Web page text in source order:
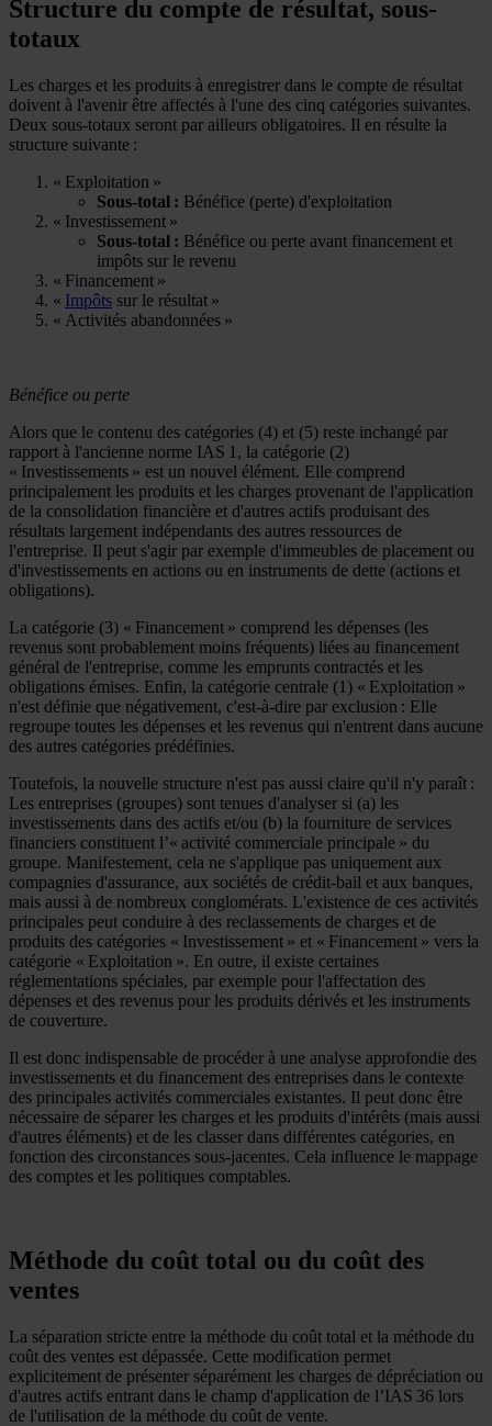
Structure du compte de résultat, sous-
totaux
Les charges et les produits à enregistrer dans le compte de résultat
doivent à l'avenir être affectés à l'une des cinq catégories suivantes.
Deux sous-totaux seront par ailleurs obligatoires. Il en résulte la
structure suivante :
« Exploitation »
Sous-total : Bénéfice (perte) d'exploitation
« Investissement »
Sous-total : Bénéfice ou perte avant financement et
impôts sur le revenu
« Financement »
« Impôts sur le résultat »
« Activités abandonnées »
Bénéfice ou perte
Alors que le contenu des catégories (4) et (5) reste inchangé par
rapport à l'ancienne norme IAS 1, la catégorie (2)
« Investissements » est un nouvel élément. Elle comprend
principalement les produits et les charges provenant de l'application
de la consolidation financière et d'autres actifs produisant des
résultats largement indépendants des autres ressources de
l'entreprise. Il peut s'agir par exemple d'immeubles de placement ou
d'investissements en actions ou en instruments de dette (actions et
obligations).
La catégorie (3) « Financement » comprend les dépenses (les
revenus sont probablement moins fréquents) liées au financement
général de l'entreprise, comme les emprunts contractés et les
obligations émises. Enfin, la catégorie centrale (1) « Exploitation »
n'est définie que négativement, c'est-à-dire par exclusion : Elle
regroupe toutes les dépenses et les revenus qui n'entrent dans aucune
des autres catégories prédéfinies.
Toutefois, la nouvelle structure n'est pas aussi claire qu'il n'y paraît :
Les entreprises (groupes) sont tenues d'analyser si (a) les
investissements dans des actifs et/ou (b) la fourniture de services
financiers constituent l’« activité commerciale principale » du
groupe. Manifestement, cela ne s'applique pas uniquement aux
compagnies d'assurance, aux sociétés de crédit-bail et aux banques,
mais aussi à de nombreux conglomérats. L'existence de ces activités
principales peut conduire à des reclassements de charges et de
produits des catégories « Investissement » et « Financement » vers la
catégorie « Exploitation ». En outre, il existe certaines
réglementations spéciales, par exemple pour l'affectation des
dépenses et des revenus pour les produits dérivés et les instruments
de couverture.
Il est donc indispensable de procéder à une analyse approfondie des
investissements et du financement des entreprises dans le contexte
des principales activités commerciales existantes. Il peut donc être
nécessaire de séparer les charges et les produits d'intérêts (mais aussi
d'autres éléments) et de les classer dans différentes catégories, en
fonction des circonstances sous-jacentes. Cela influence le mappage
des comptes et les politiques comptables.
Méthode du coût total ou du coût des
ventes
La séparation stricte entre la méthode du coût total et la méthode du
coût des ventes est dépassée. Cette modification permet
explicitement de présenter séparément les charges de dépréciation ou
d'autres actifs entrant dans le champ d'application de l’IAS 36 lors
de l'utilisation de la méthode du coût de vente.